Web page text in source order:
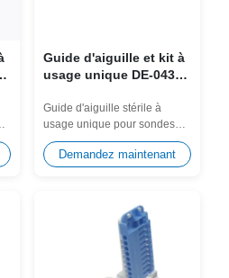
Guide d'aiguille et kit à
usage unique DE-043
EV2-10A et EV2-12
Guide d'aiguille stérile à
usage unique pour sondes
Samsung EV2-10A, EV2-12.
Conçu pour...
Demandez maintenant